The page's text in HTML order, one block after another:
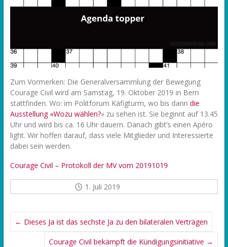
Zum Vormerken: Die Generalversammlung der Bewegung
Courage Civil wird am Samstag, 19. Oktober 2019 in Bern
stattfinden. Wo: im Politforum Käfigturm, wo bis dann die
Ausstellung «Wozu wählen?» zu sehen ist. Sie beginnt auf 13.45
Uhr und wird bis ca. 16 Uhr dauern. Danach gibt’s einen Apéro
light. Wir hoffen darauf, dass viele Mitglieder und Interessierte
dabei sein werden.
Courage Civil – Protokoll der MV vom 20191019
1. Juli 2019
← Dieses Ja ist das sechste Ja zu den bilateralen Verträgen
Courage Civil bekämpft die Kündigungsinitiative →